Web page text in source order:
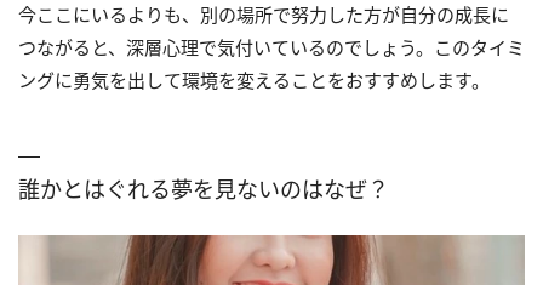
今ここにいるよりも、別の場所で努力した方が自分の成長に
つながると、深層心理で気付いているのでしょう。このタイミ
ングに勇気を出して環境を変えることをおすすめします。
誰かとはぐれる夢を見ないのはなぜ？